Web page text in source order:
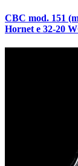
CBC mod. 151
Hornet e 32-20